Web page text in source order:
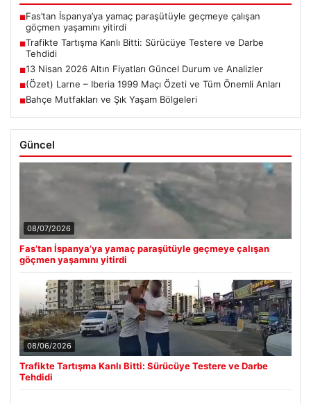
■Fas’tan İspanya’ya yamaç paraşütüyle geçmeye çalışan
göçmen yaşamını yitirdi
■Trafikte Tartışma Kanlı Bitti: Sürücüye Testere ve Darbe
Tehdidi
■13 Nisan 2026 Altın Fiyatları Güncel Durum ve Analizler
■(Özet) Larne – Iberia 1999 Maçı Özeti ve Tüm Önemli Anları
■Bahçe Mutfakları ve Şık Yaşam Bölgeleri
Güncel
08/07/2026
Fas’tan İspanya’ya yamaç paraşütüyle geçmeye çalışan
göçmen yaşamını yitirdi
08/06/2026
Trafikte Tartışma Kanlı Bitti: Sürücüye Testere ve Darbe
Tehdidi